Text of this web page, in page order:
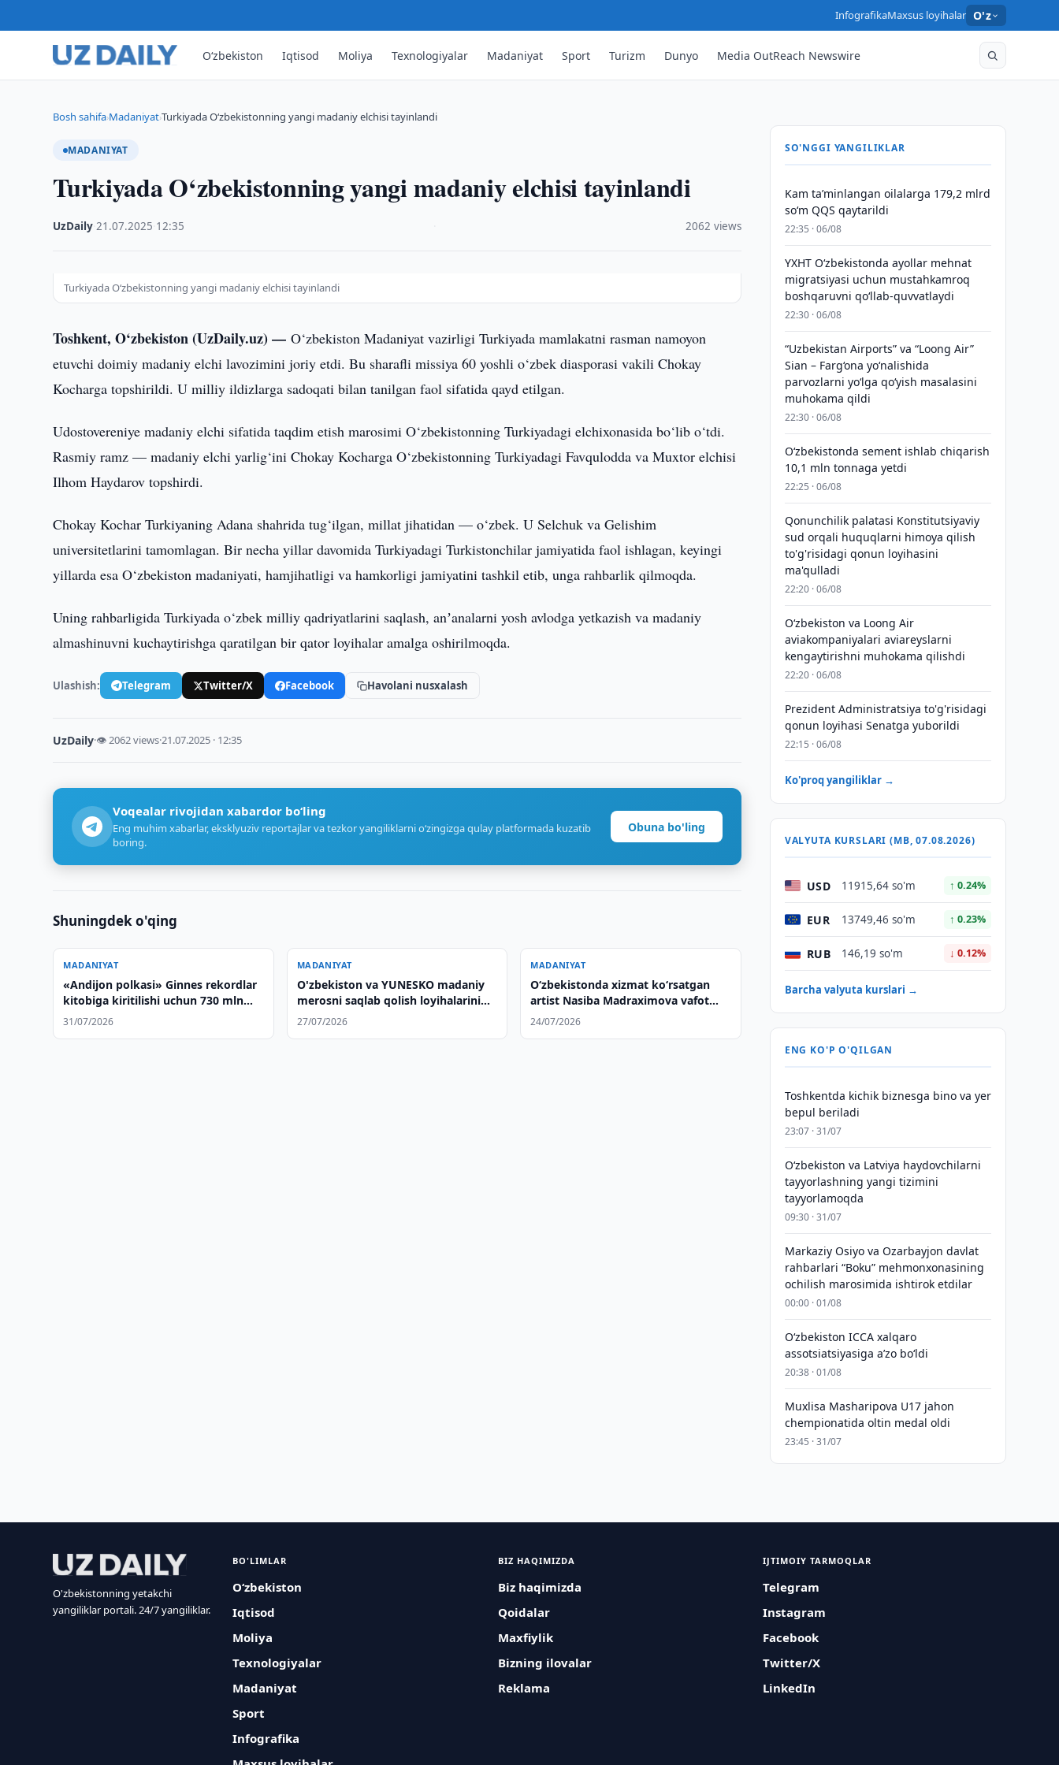
InfografikaMaxsus loyihalar O'z
O‘zbekiston Iqtisod Moliya Texnologiyalar Madaniyat Sport Turizm Dunyo Media OutReach Newswire
Bosh sahifa›Madaniyat›Turkiyada O‘zbekistonning yangi madaniy elchisi tayinlandi
MADANIYAT
Turkiyada O‘zbekistonning yangi madaniy elchisi tayinlandi
UzDaily ·21.07.2025 12:35 2062 views
Turkiyada O‘zbekistonning yangi madaniy elchisi tayinlandi
Toshkent, O‘zbekiston (UzDaily.uz) —O‘zbekiston Madaniyat vazirligi Turkiyada mamlakatni rasman namoyon
etuvchi doimiy madaniy elchi lavozimini joriy etdi. Bu sharafli missiya 60 yoshli o‘zbek diasporasi vakili Chokay
Kocharga topshirildi. U milliy ildizlarga sadoqati bilan tanilgan faol sifatida qayd etilgan.
Udostovereniye madaniy elchi sifatida taqdim etish marosimi O‘zbekistonning Turkiyadagi elchixonasida bo‘lib o‘tdi.
Rasmiy ramz — madaniy elchi yarlig‘ini Chokay Kocharga O‘zbekistonning Turkiyadagi Favqulodda va Muxtor elchisi
Ilhom Haydarov topshirdi.
Chokay Kochar Turkiyaning Adana shahrida tug‘ilgan, millat jihatidan — o‘zbek. U Selchuk va Gelishim
universitetlarini tamomlagan. Bir necha yillar davomida Turkiyadagi Turkistonchilar jamiyatida faol ishlagan, keyingi
yillarda esa O‘zbekiston madaniyati, hamjihatligi va hamkorligi jamiyatini tashkil etib, unga rahbarlik qilmoqda.
Uning rahbarligida Turkiyada o‘zbek milliy qadriyatlarini saqlash, anʼanalarni yosh avlodga yetkazish va madaniy
almashinuvni kuchaytirishga qaratilgan bir qator loyihalar amalga oshirilmoqda.
Ulashish: Telegram Twitter/X Facebook Havolani nusxalash
UzDaily·👁 2062 views·21.07.2025 · 12:35
Voqealar rivojidan xabardor bo‘ling
Eng muhim xabarlar, eksklyuziv reportajlar va tezkor yangiliklarni o‘zingizga qulay platformada kuzatib
boring.
Obuna bo'ling
Shuningdek o'qing
MADANIYAT
«Andijon polkasi» Ginnes rekordlar
kitobiga kiritilishi uchun 730 mln
so‘m ajratildi
31/07/2026
MADANIYAT
O'zbekiston va YUNESKO madaniy
merosni saqlab qolish loyihalarini
muhokama qilishdi
27/07/2026
MADANIYAT
O‘zbekistonda xizmat ko‘rsatgan
artist Nasiba Madraximova vafot
etdi
24/07/2026
SO'NGGI YANGILIKLAR
Kam taʼminlangan oilalarga 179,2 mlrd
so‘m QQS qaytarildi
22:35 · 06/08
YXHT O‘zbekistonda ayollar mehnat
migratsiyasi uchun mustahkamroq
boshqaruvni qo‘llab-quvvatlaydi
22:30 · 06/08
“Uzbekistan Airports” va “Loong Air”
Sian – Farg‘ona yo‘nalishida
parvozlarni yo‘lga qo‘yish masalasini
muhokama qildi
22:30 · 06/08
O‘zbekistonda sement ishlab chiqarish
10,1 mln tonnaga yetdi
22:25 · 06/08
Qonunchilik palatasi Konstitutsiyaviy
sud orqali huquqlarni himoya qilish
to'g'risidagi qonun loyihasini
ma'qulladi
22:20 · 06/08
Oʻzbekiston va Loong Air
aviakompaniyalari aviareyslarni
kengaytirishni muhokama qilishdi
22:20 · 06/08
Prezident Administratsiya to'g'risidagi
qonun loyihasi Senatga yuborildi
22:15 · 06/08
Ko'proq yangiliklar →
VALYUTA KURSLARI (MB, 07.08.2026)
USD 11915,64 so'm ↑ 0.24%
EUR 13749,46 so'm ↑ 0.23%
RUB 146,19 so'm ↓ 0.12%
Barcha valyuta kurslari →
ENG KO'P O'QILGAN
Toshkentda kichik biznesga bino va yer
bepul beriladi
23:07 · 31/07
Oʻzbekiston va Latviya haydovchilarni
tayyorlashning yangi tizimini
tayyorlamoqda
09:30 · 31/07
Markaziy Osiyo va Ozarbayjon davlat
rahbarlari “Boku” mehmonxonasining
ochilish marosimida ishtirok etdilar
00:00 · 01/08
O‘zbekiston ICCA xalqaro
assotsiatsiyasiga aʼzo bo‘ldi
20:38 · 01/08
Muxlisa Masharipova U17 jahon
chempionatida oltin medal oldi
23:45 · 31/07
O'zbekistonning yetakchi
yangiliklar portali. 24/7 yangiliklar.
BO'LIMLAR
O‘zbekiston
Iqtisod
Moliya
Texnologiyalar
Madaniyat
Sport
Infografika
BIZ HAQIMIZDA
Biz haqimizda
Qoidalar
Maxfiylik
Bizning ilovalar
Reklama
IJTIMOIY TARMOQLAR
Telegram
Instagram
Facebook
Twitter/X
LinkedIn